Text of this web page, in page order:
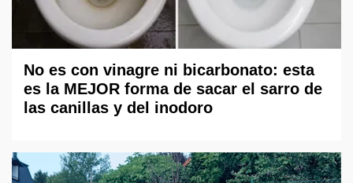
No es con vinagre ni bicarbonato: esta
es la MEJOR forma de sacar el sarro de
las canillas y del inodoro